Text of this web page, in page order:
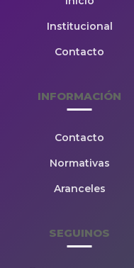
Institucional
Contacto
INFORMACIÓN
Contacto
Normativas
Aranceles
SEGUINOS